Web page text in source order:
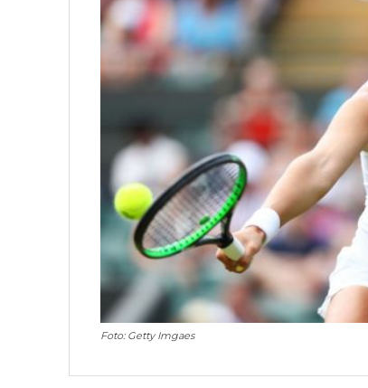
Foto: Getty Imgaes